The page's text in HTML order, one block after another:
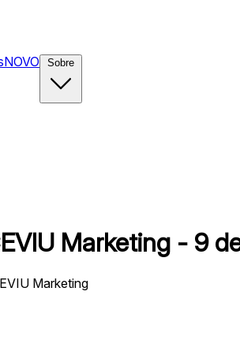
NOVO
Marketing - 9
Marketing